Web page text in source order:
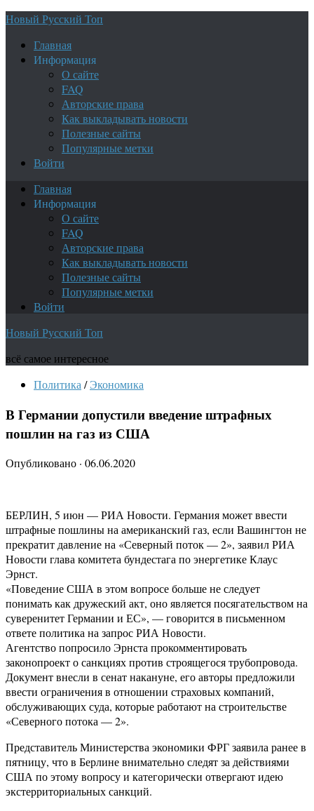
Новый Русский Топ
Главная
Информация
О сайте
FAQ
Авторские права
Как выкладывать новости
Полезные сайты
Популярные метки
Войти
Главная
Информация
О сайте
FAQ
Авторские права
Как выкладывать новости
Полезные сайты
Популярные метки
Войти
Новый Русский Топ
всё самое интересное
Политика / Экономика
В Германии допустили введение штрафных
пошлин на газ из США
Опубликовано · 06.06.2020
БЕРЛИН, 5 июн — РИА Новости. Германия может ввести
штрафные пошлины на американский газ, если Вашингтон не
прекратит давление на «Северный поток — 2», заявил РИА
Новости глава комитета бундестага по энергетике Клаус
Эрнст.
«Поведение США в этом вопросе больше не следует
понимать как дружеский акт, оно является посягательством на
суверенитет Германии и ЕС», — говорится в письменном
ответе политика на запрос РИА Новости.
Агентство попросило Эрнста прокомментировать
законопроект о санкциях против строящегося трубопровода.
Документ внесли в сенат накануне, его авторы предложили
ввести ограничения в отношении страховых компаний,
обслуживающих суда, которые работают на строительстве
«Северного потока — 2».
Представитель Министерства экономики ФРГ заявила ранее в
пятницу, что в Берлине внимательно следят за действиями
США по этому вопросу и категорически отвергают идею
экстерриториальных санкций.